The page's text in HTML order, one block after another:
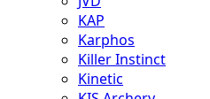
KAP
Karphos
Killer Instinct
Kinetic